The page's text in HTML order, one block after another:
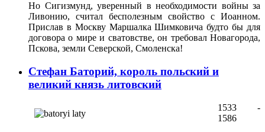
Но Сигизмунд, уверенный в необходимости войны за
Ливонию, считал бесполезным свойство с Иоанном.
Прислав в Москву Маршалка Шимковича будто бы для
договора о мире и сватовстве, он требовал Новагорода,
Пскова, земли Северской, Смоленска!
Стефан Баторий, король польский и
великий князь литовский
1533 -
1586